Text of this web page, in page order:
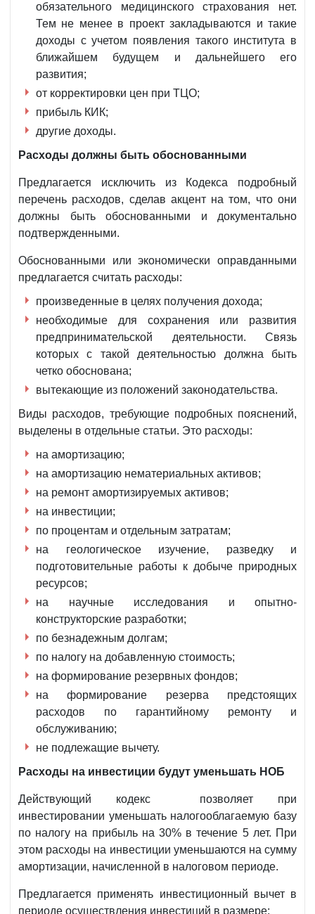
обязательного медицинского страхования нет.
Тем не менее в проект закладываются и такие
доходы с учетом появления такого института в
ближайшем будущем и дальнейшего его
развития;
от корректировки цен при ТЦО;
прибыль КИК;
другие доходы.
Расходы должны быть обоснованными
Предлагается исключить из Кодекса подробный
перечень расходов, сделав акцент на том, что они
должны быть обоснованными и документально
подтвержденными.
Обоснованными или экономически оправданными
предлагается считать расходы:
произведенные в целях получения дохода;
необходимые для сохранения или развития
предпринимательской деятельности. Связь
которых с такой деятельностью должна быть
четко обоснована;
вытекающие из положений законодательства.
Виды расходов, требующие подробных пояснений,
выделены в отдельные статьи. Это расходы:
на амортизацию;
на амортизацию нематериальных активов;
на ремонт амортизируемых активов;
на инвестиции;
по процентам и отдельным затратам;
на геологическое изучение, разведку и
подготовительные работы к добыче природных
ресурсов;
на научные исследования и опытно-
конструкторские разработки;
по безнадежным долгам;
по налогу на добавленную стоимость;
на формирование резервных фондов;
на формирование резерва предстоящих
расходов по гарантийному ремонту и
обслуживанию;
не подлежащие вычету.
Расходы на инвестиции будут уменьшать НОБ
Действующий кодекс позволяет при
инвестировании уменьшать налогооблагаемую базу
по налогу на прибыль на 30% в течение 5 лет. При
этом расходы на инвестиции уменьшаются на сумму
амортизации, начисленной в налоговом периоде.
Предлагается применять инвестиционный вычет в
периоде осуществления инвестиций в размере: